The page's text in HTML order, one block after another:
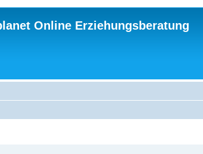
Online Erziehungsberatung